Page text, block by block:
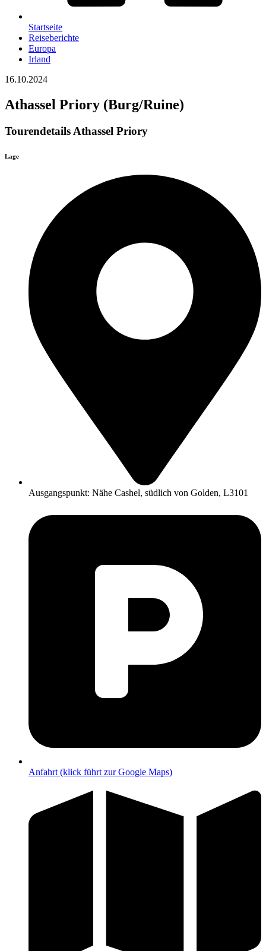
Startseite
Reiseberichte
Europa
Irland
16.10.2024
Athassel Priory (Burg/Ruine)
Tourendetails Athassel Priory
Lage
Ausgangspunkt: Nähe Cashel, südlich von Golden, L3101
Anfahrt (klick führt zur Google Maps)